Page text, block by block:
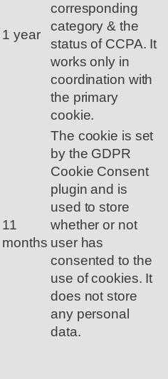
1 year
corresponding
category & the
status of CCPA. It
works only in
coordination with
the primary
cookie.
11
months
The cookie is set
by the GDPR
Cookie Consent
plugin and is
used to store
whether or not
user has
consented to the
use of cookies. It
does not store
any personal
data.